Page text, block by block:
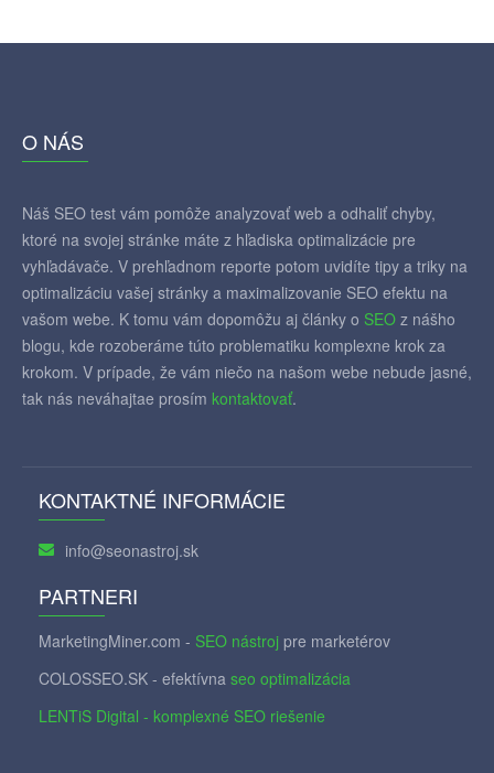
O NÁS
Náš SEO test vám pomôže analyzovať web a odhaliť chyby,
ktoré na svojej stránke máte z hľadiska optimalizácie pre
vyhľadávače. V prehľadnom reporte potom uvidíte tipy a triky na
optimalizáciu vašej stránky a maximalizovanie SEO efektu na
vašom webe. K tomu vám dopomôžu aj články o SEO z nášho
blogu, kde rozoberáme túto problematiku komplexne krok za
krokom. V prípade, že vám niečo na našom webe nebude jasné,
tak nás neváhajtae prosím kontaktovať.
KONTAKTNÉ INFORMÁCIE
info@seonastroj.sk
PARTNERI
MarketingMiner.com - SEO nástroj pre marketérov
COLOSSEO.SK - efektívna seo optimalizácia
LENTiS Digital - komplexné SEO riešenie